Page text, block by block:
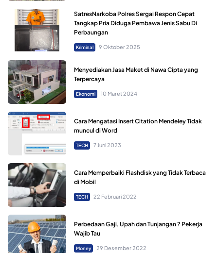
SatresNarkoba Polres Sergai Respon Cepat
Tangkap Pria Diduga Pembawa Jenis Sabu Di
Perbaungan
Kriminal 9 Oktober 2025
Menyediakan Jasa Maket di Nawa Cipta yang
Terpercaya
Ekonomi 10 Maret 2024
Cara Mengatasi Insert Citation Mendeley Tidak
muncul di Word
TECH 7 Juni 2023
Cara Memperbaiki Flashdisk yang Tidak Terbaca
di Mobil
TECH 22 Februari 2022
Perbedaan Gaji, Upah dan Tunjangan ? Pekerja
Wajib Tau
Money 29 Desember 2022